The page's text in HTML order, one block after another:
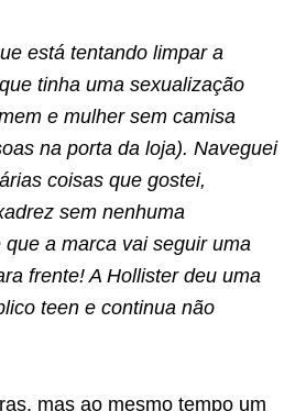
está tentando limpar a
tinha uma sexualização
e mulher sem camisa
na porta da loja). Naveguei
coisas que gostei,
sem nenhuma
a marca vai seguir uma
frente! A Hollister deu uma
teen e continua não
mas ao mesmo tempo um